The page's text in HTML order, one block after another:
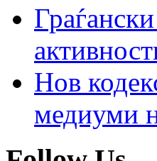
Нов
медиуми